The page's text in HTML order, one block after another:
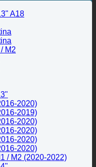
A18
M2
2020)
2019)
2020)
2020)
2020)
2020)
/ M2 (2020-2022)